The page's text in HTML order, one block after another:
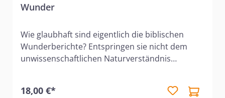
Wunder
Wie glaubhaft sind eigentlich die biblischen
Wunderberichte? Entspringen sie nicht dem
unwissenschaftlichen Naturverständnis
über seine Schöpfung verfügenden Gottes
18,00 €*